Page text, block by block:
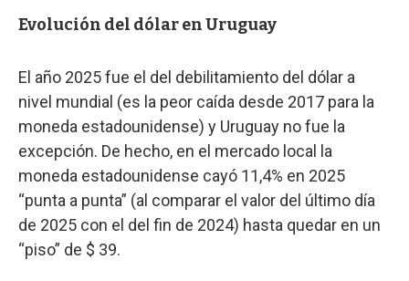
Evolución del dólar en Uruguay
El año 2025 fue el del debilitamiento del dólar a
nivel mundial (es la peor caída desde 2017 para la
moneda estadounidense) y Uruguay no fue la
excepción. De hecho, en el mercado local la
moneda estadounidense cayó 11,4% en 2025
“punta a punta” (al comparar el valor del último día
de 2025 con el del fin de 2024) hasta quedar en un
“piso” de $ 39.